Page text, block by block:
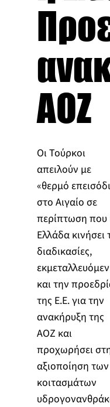
ΑΟΖ
Οι Τούρκοι
απειλούν με
«θερμό
στο Αιγαίο σε
περίπτωση που
Ελλάδα κινήσει
διαδικασίες,
και την
της Ε.Ε. για την
ανακήρυξη της
ΑΟΖ και
προχωρήσει
αξιοποίηση των
κοιτασμάτων